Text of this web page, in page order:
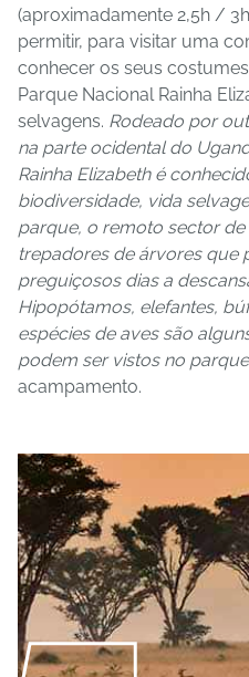
(aproximadamente 2,5h /
permitir, para visitar uma
conhecer os seus
Parque Nacional Rainha
selvagens. Rodeado por
na parte ocidental do
Rainha Elizabeth é
biodiversidade, vida
parque, o remoto sector de
trepadores de árvores que
preguiçosos dias a
Hipopótamos, elefantes,
espécies de aves são
podem ser vistos no
acampamento.